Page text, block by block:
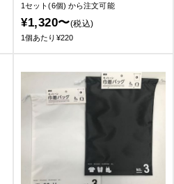
1セット(6個) から注文可能
¥1,320〜(税込)
1個あたり¥220